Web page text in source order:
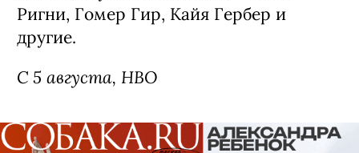
Ригни, Гомер Гир, Кайя Гербер и
другие.
С 5 августа, HBO